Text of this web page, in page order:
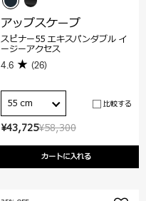
¥58,300
¥43,725
カートに入れる
アップスケープ
スピナー55 エキスパンダブル イ
ージーアクセス
4.6 (26)
55 cm 比較する